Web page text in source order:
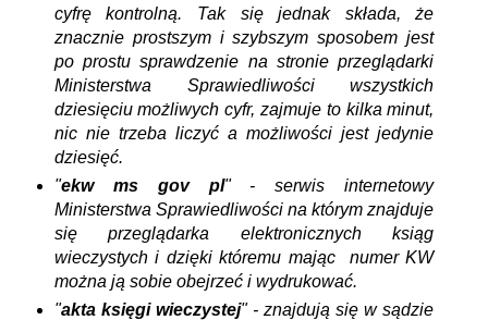
cyfrę kontrolną. Tak się jednak składa, że
znacznie prostszym i szybszym sposobem jest
po prostu sprawdzenie na stronie przeglądarki
Ministerstwa Sprawiedliwości wszystkich
dziesięciu możliwych cyfr, zajmuje to kilka minut,
nic nie trzeba liczyć a możliwości jest jedynie
dziesięć.
"ekw ms gov pl" - serwis internetowy
Ministerstwa Sprawiedliwości na którym znajduje
się przeglądarka elektronicznych ksiąg
wieczystych i dzięki któremu mając numer KW
można ją sobie obejrzeć i wydrukować.
"akta księgi wieczystej" - znajdują się w sądzie